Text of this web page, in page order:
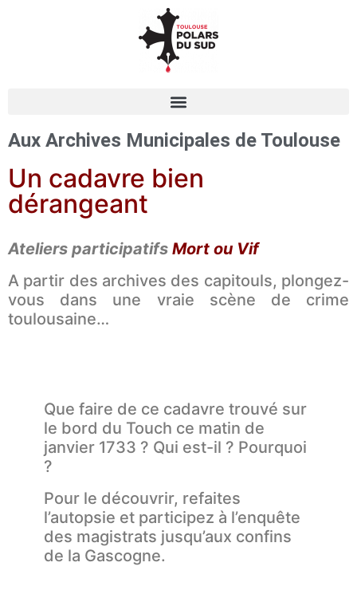
Aux Archives Municipales de Toulouse
Un cadavre bien
dérangeant
Ateliers participatifs Mort ou Vif
A partir des archives des capitouls, plongez-
vous dans une vraie scène de crime
toulousaine…
Que faire de ce cadavre trouvé sur
le bord du Touch ce matin de
janvier 1733 ? Qui est-il ? Pourquoi
?
Pour le découvrir, refaites
l’autopsie et participez à l’enquête
des magistrats jusqu’aux confins
de la Gascogne.